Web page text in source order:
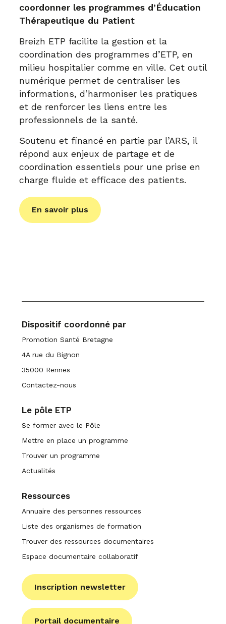
coordonner les programmes d’Éducation
Thérapeutique du Patient
Breizh ETP facilite la gestion et la
coordination des programmes d’ETP, en
milieu hospitalier comme en ville. Cet outil
numérique permet de centraliser les
informations, d’harmoniser les pratiques
et de renforcer les liens entre les
professionnels de la santé.
Soutenu et financé en partie par l’ARS, il
répond aux enjeux de partage et de
coordination essentiels pour une prise en
charge fluide et efficace des patients.
En savoir plus
Dispositif coordonné par
Promotion Santé Bretagne
4A rue du Bignon
35000 Rennes
Contactez-nous
Le pôle ETP
Se former avec le Pôle
Mettre en place un programme
Trouver un programme
Actualités
Ressources
Annuaire des personnes ressources
Liste des organismes de formation
Trouver des ressources documentaires
Espace documentaire collaboratif
Inscription newsletter
Portail documentaire